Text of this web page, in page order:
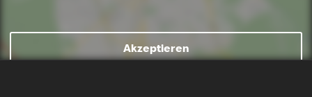
Akzeptieren